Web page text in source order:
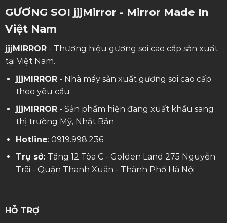
GƯƠNG SOI jjjMirror - Mirror Made In
Việt Nam
jjjMIRROR- Thương hiệu gương soi cao cấp sản xuất
tại Việt Nam.
jjjMIRROR- Nhà máy sản xuất gương soi cao cấp
theo yêu cầu
jjjMIRROR- Sản phẩm hiện đang xuất khẩu sang
thị trường Mỹ, Nhật Bản
Hotline: 0919.998.236
Trụ sở: Tầng 12 Tòa C - Golden Land 275 Nguyễn
Trãi - Quận Thanh Xuân - Thành Phố Hà Nội
HỖ TRỢ